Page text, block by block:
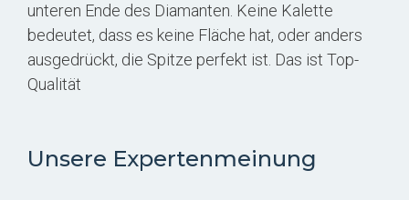
unteren Ende des Diamanten. Keine Kalette
bedeutet, dass es keine Fläche hat, oder anders
ausgedrückt, die Spitze perfekt ist. Das ist Top-
Qualität
Unsere Expertenmeinung